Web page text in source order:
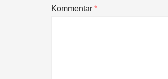
Kommentar*